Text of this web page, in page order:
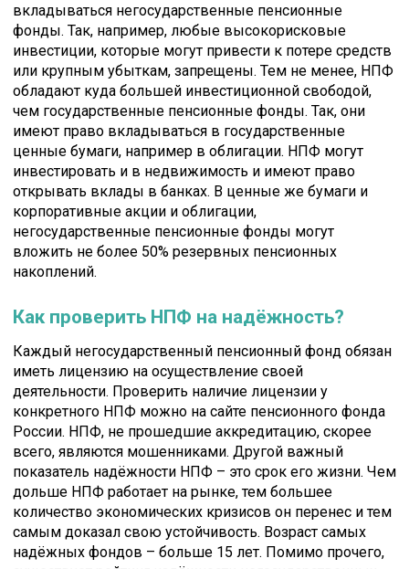
вкладываться негосударственные пенсионные
фонды. Так, например, любые высокорисковые
инвестиции, которые могут привести к потере средств
или крупным убыткам, запрещены. Тем не менее, НПФ
обладают куда большей инвестиционной свободой,
чем государственные пенсионные фонды. Так, они
имеют право вкладываться в государственные
ценные бумаги, например в облигации. НПФ могут
инвестировать и в недвижимость и имеют право
открывать вклады в банках. В ценные же бумаги и
корпоративные акции и облигации,
негосударственные пенсионные фонды могут
вложить не более 50% резервных пенсионных
накоплений.
Как проверить НПФ на надёжность?
Каждый негосударственный пенсионный фонд обязан
иметь лицензию на осуществление своей
деятельности. Проверить наличие лицензии у
конкретного НПФ можно на сайте пенсионного фонда
России. НПФ, не прошедшие аккредитацию, скорее
всего, являются мошенниками. Другой важный
показатель надёжности НПФ – это срок его жизни. Чем
дольше НПФ работает на рынке, тем большее
количество экономических кризисов он перенес и тем
самым доказал свою устойчивость. Возраст самых
надёжных фондов – больше 15 лет. Помимо прочего,